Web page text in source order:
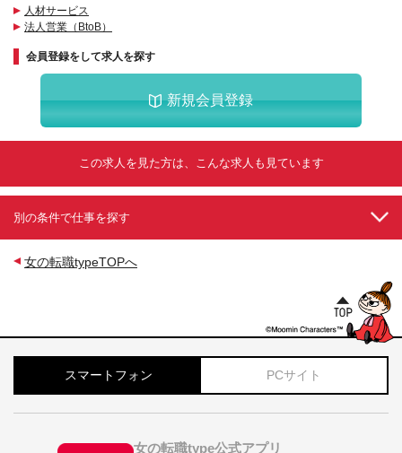
人材サービス
法人営業（BtoB）
会員登録をして求人を探す
新規会員登録
この求人を見た方は、こんな求人も見ています
別の条件で仕事を探す
女の転職typeTOPへ
スマートフォン PCサイト
女の転職type公式アプリ